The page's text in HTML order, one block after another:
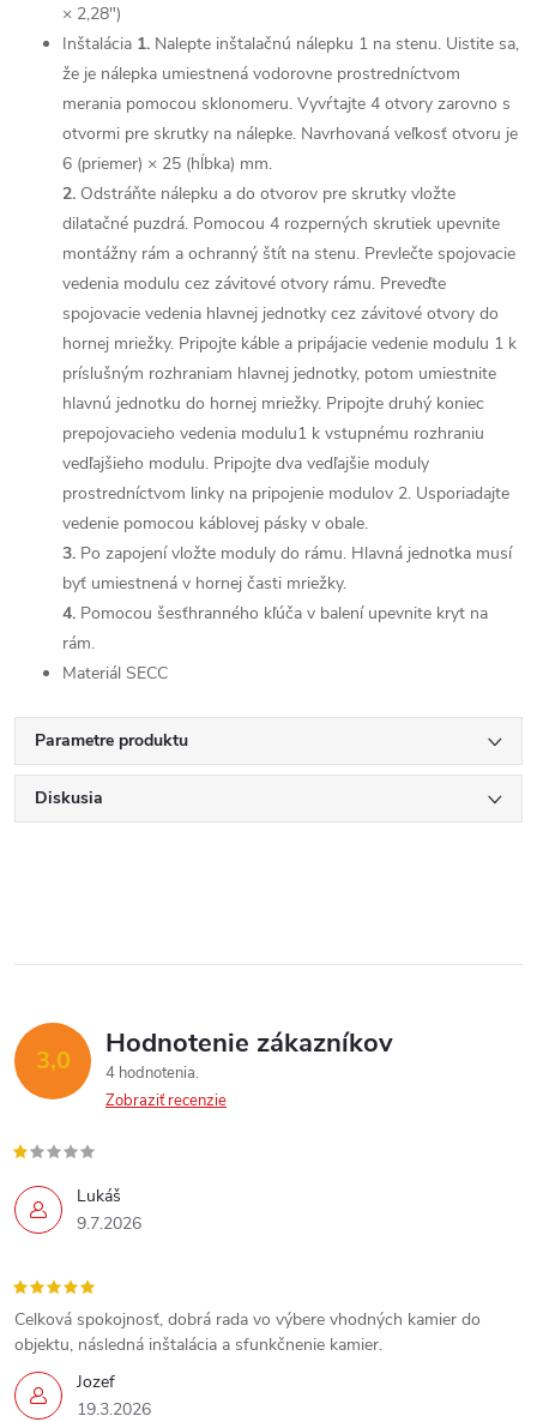
× 2,28")
Inštalácia 1. Nalepte inštalačnú nálepku 1 na stenu. Uistite sa,
že je nálepka umiestnená vodorovne prostredníctvom
merania pomocou sklonomeru. Vyvŕtajte 4 otvory zarovno s
otvormi pre skrutky na nálepke. Navrhovaná veľkosť otvoru je
6 (priemer) × 25 (hĺbka) mm.
2. Odstráňte nálepku a do otvorov pre skrutky vložte
dilatačné puzdrá. Pomocou 4 rozperných skrutiek upevnite
montážny rám a ochranný štít na stenu. Prevlečte spojovacie
vedenia modulu cez závitové otvory rámu. Preveďte
spojovacie vedenia hlavnej jednotky cez závitové otvory do
hornej mriežky. Pripojte káble a pripájacie vedenie modulu 1 k
príslušným rozhraniam hlavnej jednotky, potom umiestnite
hlavnú jednotku do hornej mriežky. Pripojte druhý koniec
prepojovacieho vedenia modulu1 k vstupnému rozhraniu
vedľajšieho modulu. Pripojte dva vedľajšie moduly
prostredníctvom linky na pripojenie modulov 2. Usporiadajte
vedenie pomocou káblovej pásky v obale.
3. Po zapojení vložte moduly do rámu. Hlavná jednotka musí
byť umiestnená v hornej časti mriežky.
4. Pomocou šesťhranného kľúča v balení upevnite kryt na
rám.
Materiál SECC
Parametre produktu
Diskusia
3,0 Hodnotenie zákazníkov
4 hodnotenia
Zobraziť recenzie
Lukáš
9.7.2026
Jozef
19.3.2026
Celková spokojnosť, dobrá rada vo výbere vhodných kamier do
objektu, následná inštalácia a sfunkčnenie kamier.
Powered by chaterimo